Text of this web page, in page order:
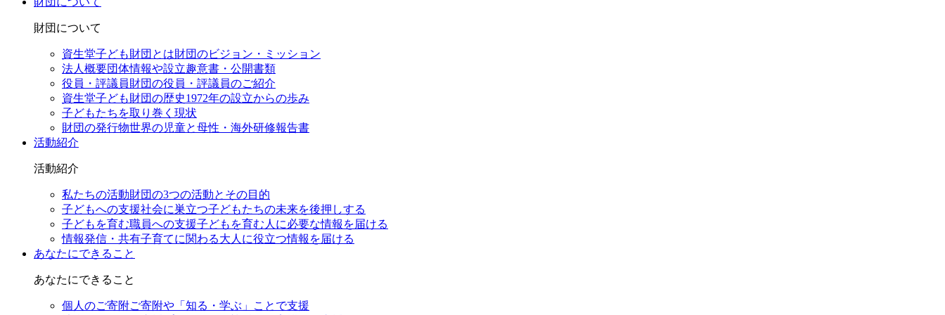
財団について
資生堂子ども財団とは財団のビジョン・ミッション
法人概要団体情報や設立趣意書・公開書類
役員・評議員財団の役員・評議員のご紹介
資生堂子ども財団の歴史1972年の設立からの歩み
子どもたちを取り巻く現状
財団の発行物世界の児童と母性・海外研修報告書
活動紹介
活動紹介
私たちの活動財団の3つの活動とその目的
子どもへの支援社会に巣立つ子どもたちの未来を後押しする
子どもを育む職員への支援子どもを育む人に必要な情報を届ける
情報発信・共有子育てに関わる大人に役立つ情報を届ける
あなたにできること
あなたにできること
個人のご寄附ご寄附や「知る・学ぶ」ことで支援